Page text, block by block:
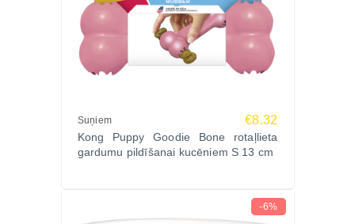
Suņiem €8.32
Kong Puppy Goodie Bone rotaļlieta
gardumu pildīšanai kucēniem S 13 cm
-6%